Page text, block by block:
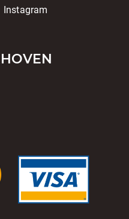
Instagram